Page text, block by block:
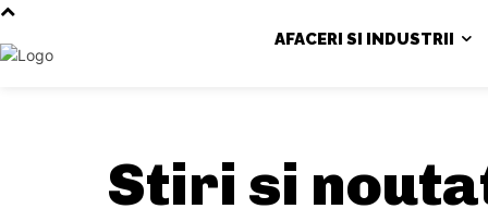
AFACERI SI INDUSTRII
Stiri si